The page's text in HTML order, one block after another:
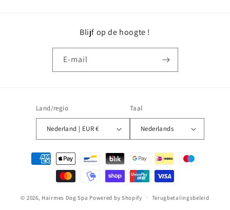
Blijf op de hoogte !
E‑mail
Land/regio
Nederland | EUR €
Taal
Nederlands
Betaalmethoden
© 2026, Hairmes Dog Spa Powered by Shopify Terugbetalingsbeleid